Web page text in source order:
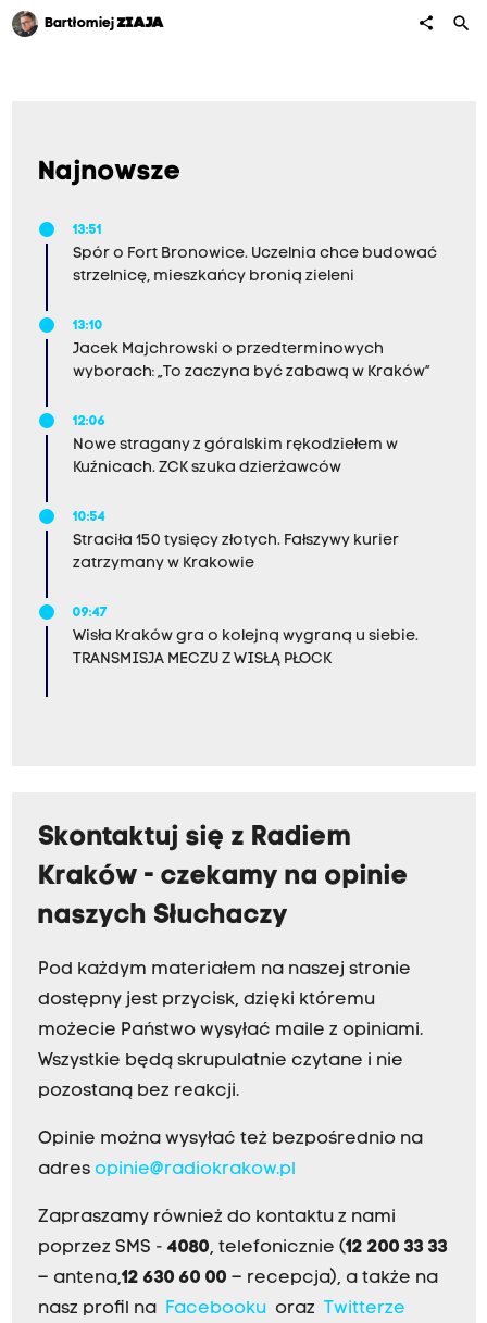
BartłomiejZIAJA share search
Najnowsze
13:51
Spór o Fort Bronowice. Uczelnia chce budować
strzelnicę, mieszkańcy bronią zieleni
13:10
Jacek Majchrowski o przedterminowych
wyborach: „To zaczyna być zabawą w Kraków”
12:06
Nowe stragany z góralskim rękodziełem w
Kuźnicach. ZCK szuka dzierżawców
10:54
Straciła 150 tysięcy złotych. Fałszywy kurier
zatrzymany w Krakowie
09:47
Wisła Kraków gra o kolejną wygraną u siebie.
TRANSMISJA MECZU Z WISŁĄ PŁOCK
Skontaktuj się z Radiem
Kraków - czekamy na opinie
naszych Słuchaczy
Pod każdym materiałem na naszej stronie
dostępny jest przycisk, dzięki któremu
możecie Państwo wysyłać maile z opiniami.
Wszystkie będą skrupulatnie czytane i nie
pozostaną bez reakcji.
Opinie można wysyłać też bezpośrednio na
adres opinie@radiokrakow.pl
Zapraszamy również do kontaktu z nami
poprzez SMS - 4080, telefonicznie (12 200 33 33
– antena,12 630 60 00 – recepcja), a także na
nasz profil na
Facebookuoraz Twitterze